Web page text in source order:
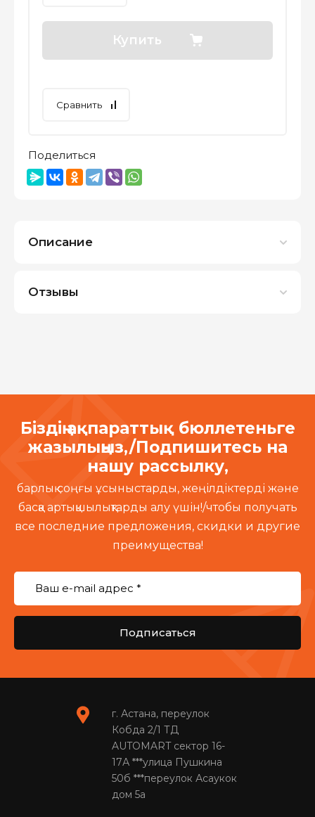
Купить
Сравнить
Поделиться
Описание
Отзывы
Біздің ақпараттық бюллетеньге
жазылыңыз,/Подпишитесь на
нашу рассылку,
барлық соңғы ұсыныстарды, жеңілдіктерді және
басқа артықшылықтарды алу үшін!/чтобы получать
все последние предложения, скидки и другие
преимущества!
Подписаться
г. Астана, переулок
Кобда 2/1 ТД
AUTOMART сектор 16-
17А ***улица Пушкина
50б ***переулок Асаукок
дом 5а